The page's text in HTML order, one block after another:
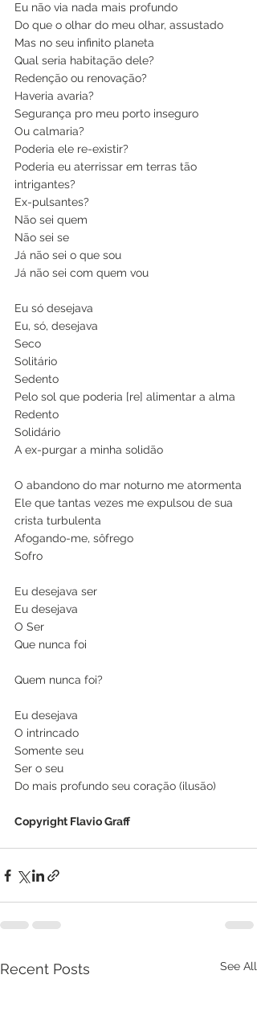
Eu não via nada mais profundo
Do que o olhar do meu olhar, assustado
Mas no seu infinito planeta
Qual seria habitação dele?
Redenção ou renovação?
Haveria avaria?
Segurança pro meu porto inseguro
Ou calmaria?
Poderia ele re-existir?
Poderia eu aterrissar em terras tão
intrigantes?
Ex-pulsantes?
Não sei quem
Não sei se
Já não sei o que sou
Já não sei com quem vou
Eu só desejava
Eu, só, desejava
Seco
Solitário
Sedento
Pelo sol que poderia [re] alimentar a alma
Redento
Solidário
A ex-purgar a minha solidão
O abandono do mar noturno me atormenta
Ele que tantas vezes me expulsou de sua
crista turbulenta
Afogando-me, sôfrego
Sofro
Eu desejava ser
Eu desejava
O Ser
Que nunca foi
Quem nunca foi?
Eu desejava
O intrincado
Somente seu
Ser o seu
Do mais profundo seu coração (ilusão)
Copyright Flavio Graff
Recent Posts See All